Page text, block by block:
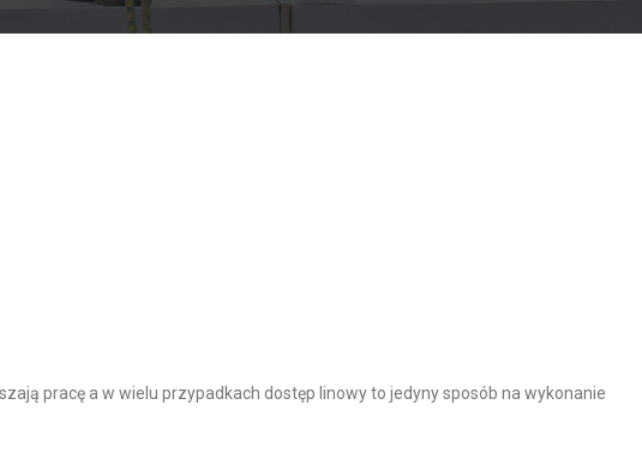
pracę a w wielu przypadkach dostęp linowy to jedyny sposób na wykonanie